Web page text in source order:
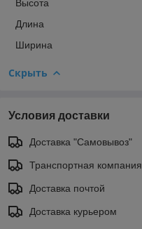
Высота
Длина
Ширина
Скрыть
Условия доставки
Доставка "Самовывоз"
Транспортная компания
Доставка почтой
Доставка курьером